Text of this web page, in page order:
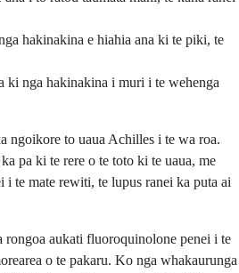
hakinakina e hiahia ana ki te piki, te
ki nga hakinakina i muri i te wehenga
ngoikore to uaua Achilles i te wa roa.
pa ki te rere o te toto ki te uaua, me
i te mate rewiti, te lupus ranei ka puta ai
rongoa aukati fluoroquinolone penei i te
o te pakaru. Ko nga whakaurunga